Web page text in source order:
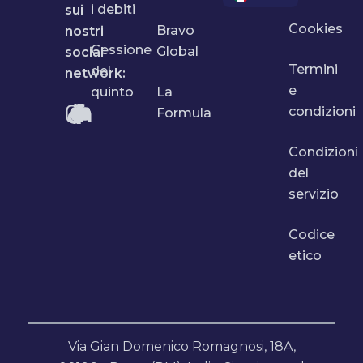
sui
nostri
social
network:
i debiti
Cessione
del
quinto
Bravo
Global
La
Formula
Cookies
Termini
e
condizioni
Condizioni
del
servizio
Codice
etico
Via Gian Domenico Romagnosi, 18A,